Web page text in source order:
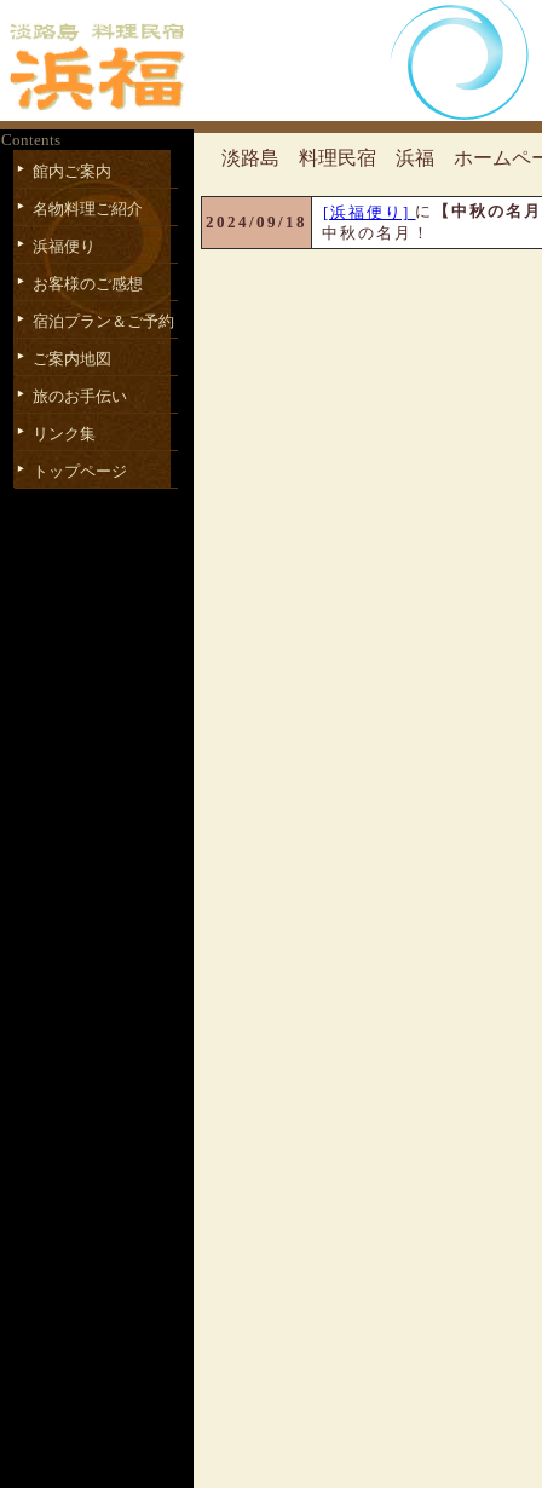
Contents
館内ご案内
名物料理ご紹介
浜福便り
お客様のご感想
宿泊プラン＆ご予約
ご案内地図
旅のお手伝い
リンク集
トップページ
淡路島 料理民宿 浜福 ホームペ
2024/09/18
[浜福便り] に
【中秋の名
中秋の名月！